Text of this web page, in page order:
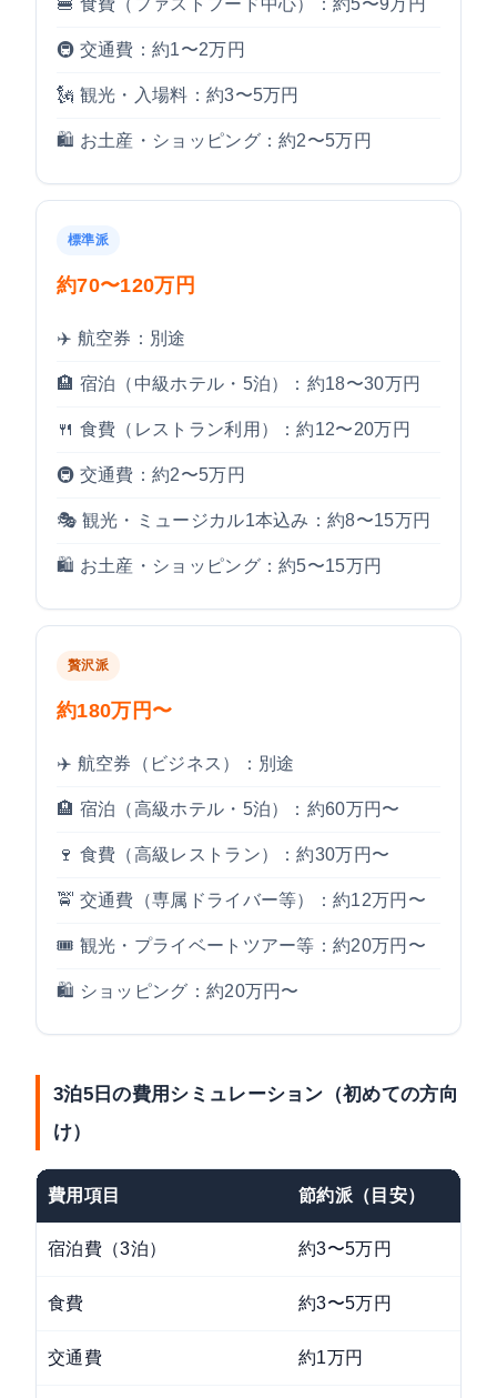
🍔 食費（ファストフード中心）：約5〜9万円
🚇 交通費：約1〜2万円
🗽 観光・入場料：約3〜5万円
🛍️ お土産・ショッピング：約2〜5万円
標準派
約70〜120万円
✈️ 航空券：別途
🏨 宿泊（中級ホテル・5泊）：約18〜30万円
🍴 食費（レストラン利用）：約12〜20万円
🚇 交通費：約2〜5万円
🎭 観光・ミュージカル1本込み：約8〜15万円
🛍️ お土産・ショッピング：約5〜15万円
贅沢派
約180万円〜
✈️ 航空券（ビジネス）：別途
🏨 宿泊（高級ホテル・5泊）：約60万円〜
🍷 食費（高級レストラン）：約30万円〜
🚖 交通費（専属ドライバー等）：約12万円〜
🎟️ 観光・プライベートツアー等：約20万円〜
🛍️ ショッピング：約20万円〜
3泊5日の費用シミュレーション（初めての方向
け）
費用項目 節約派（目安）
宿泊費（3泊） 約3〜5万円
食費 約3〜5万円
交通費 約1万円